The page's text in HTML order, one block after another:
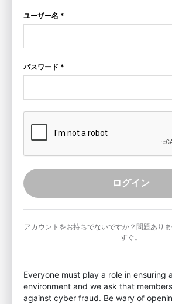
ユーザー名 *
パスワード *
ログイン
アカウントをお持ちでないですか？問題あり
すぐ。
Everyone must play a role in ensuring
environment and we ask that
against cyber fraud. Be wary of